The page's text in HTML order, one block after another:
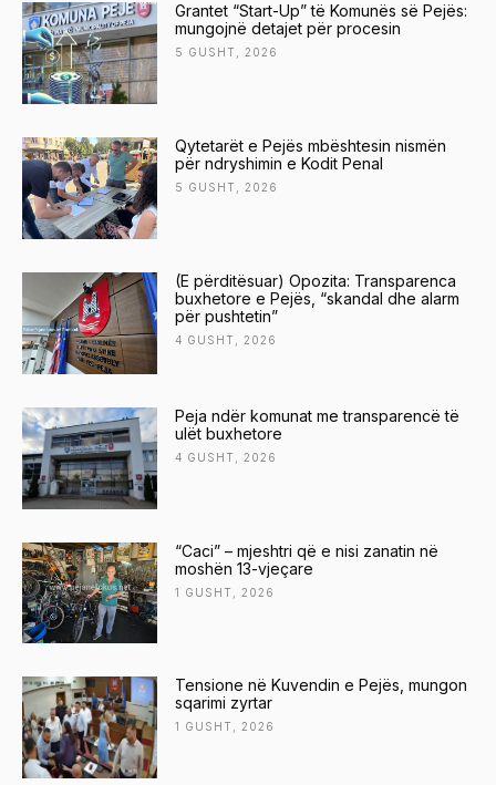
Grantet “Start-Up” të Komunës së Pejës:
mungojnë detajet për procesin
5 GUSHT, 2026
Qytetarët e Pejës mbështesin nismën
për ndryshimin e Kodit Penal
5 GUSHT, 2026
(E përditësuar) Opozita: Transparenca
buxhetore e Pejës, “skandal dhe alarm
për pushtetin”
4 GUSHT, 2026
Peja ndër komunat me transparencë të
ulët buxhetore
4 GUSHT, 2026
“Caci” – mjeshtri që e nisi zanatin në
moshën 13-vjeçare
1 GUSHT, 2026
Tensione në Kuvendin e Pejës, mungon
sqarimi zyrtar
1 GUSHT, 2026